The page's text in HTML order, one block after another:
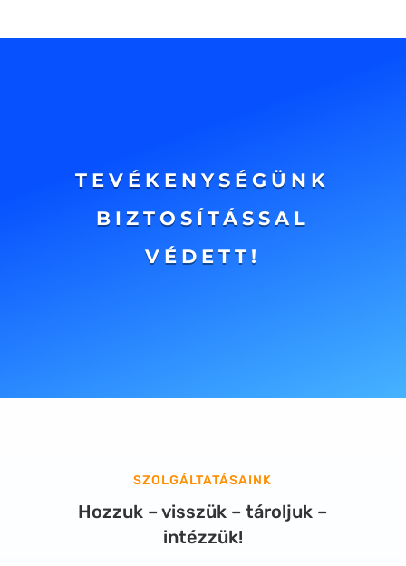
TEVÉKENYSÉGÜNK
BIZTOSÍTÁSSAL
VÉDETT!
SZOLGÁLTATÁSAINK
Hozzuk – visszük – tároljuk –
intézzük!